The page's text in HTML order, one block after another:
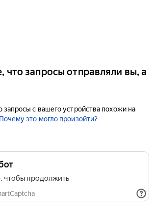
что запросы отправляли вы, а
запросы с вашего устройства похожи на
Почему это могло произойти?
чтобы продолжить